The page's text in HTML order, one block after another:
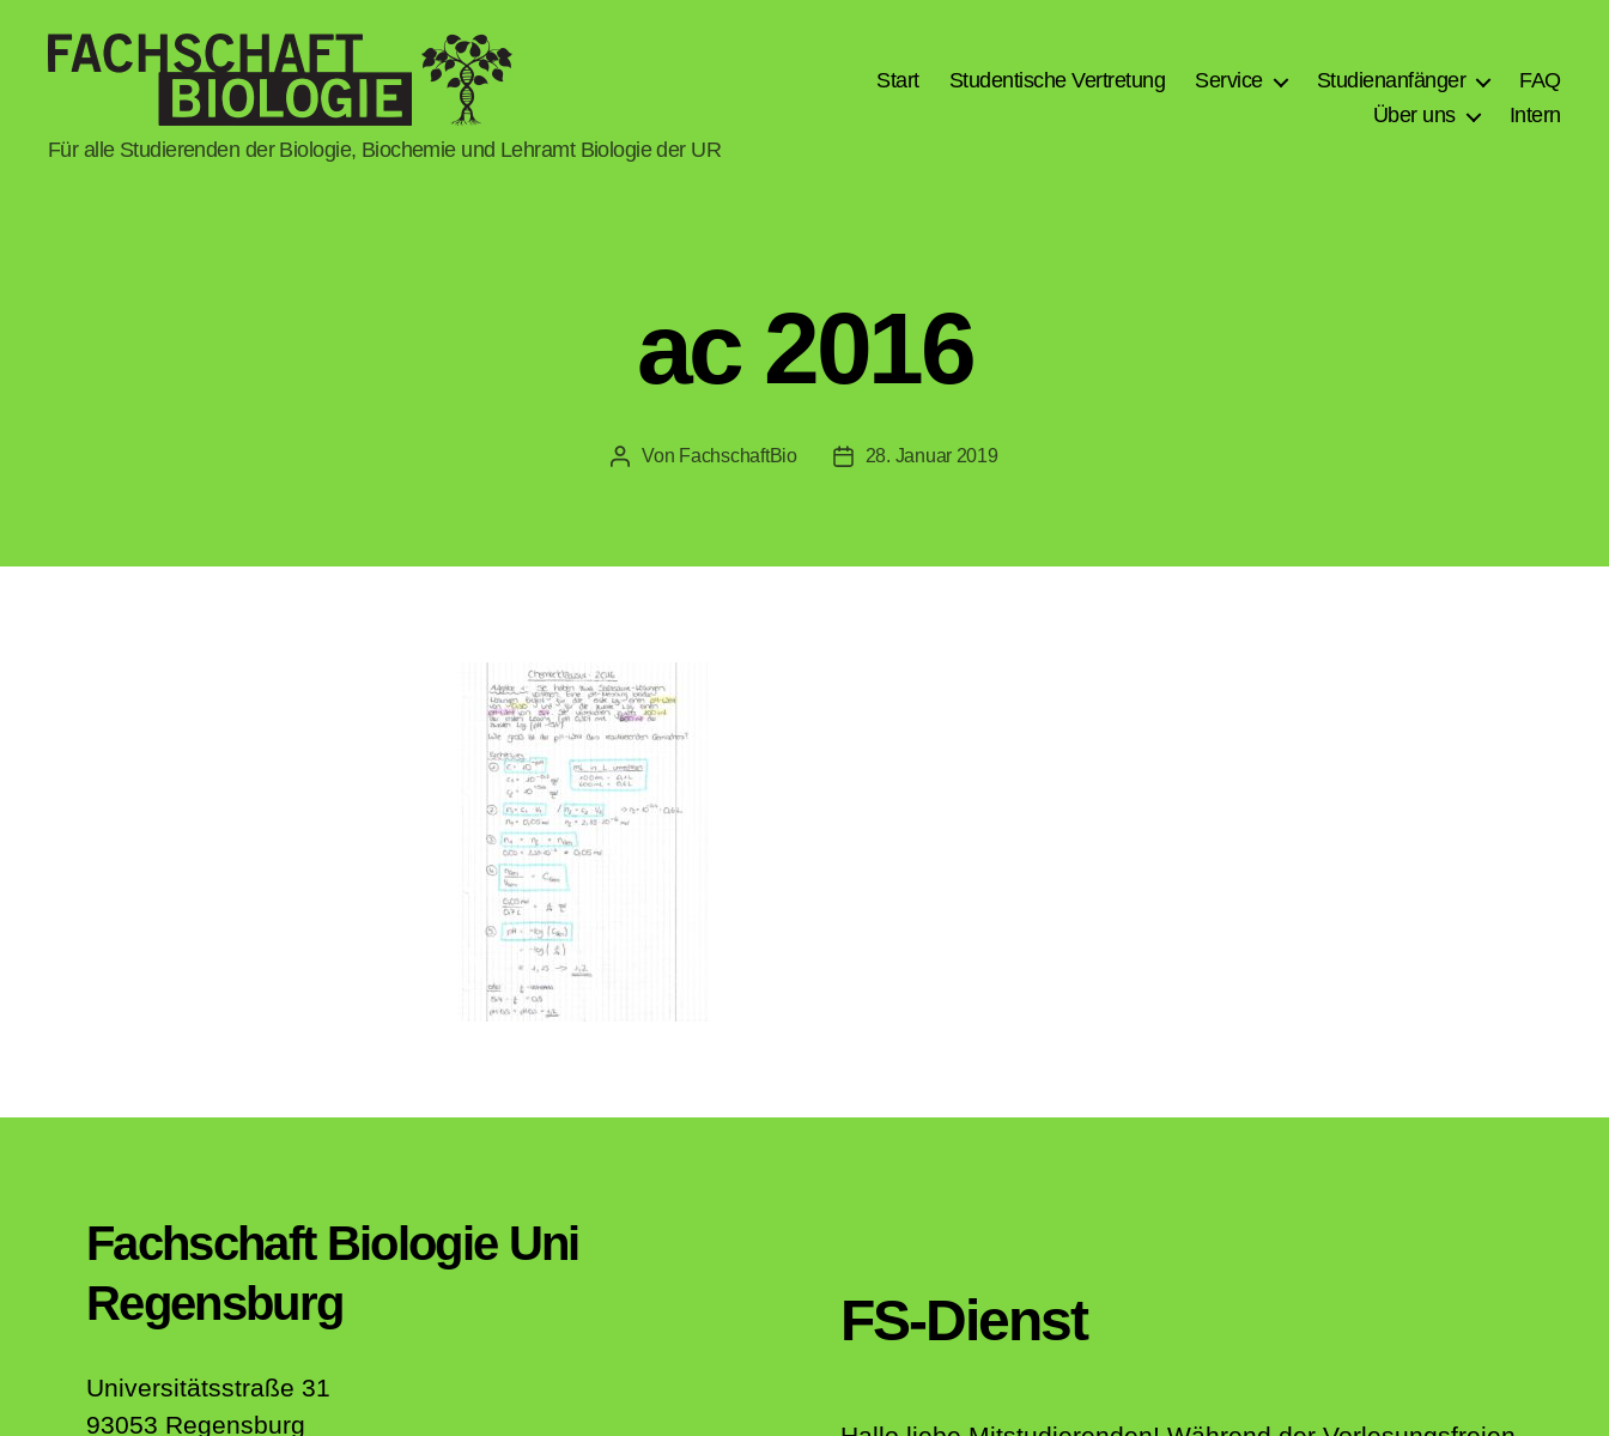
Fachschaft
Biologie
Für alle Studierenden der Biologie, Biochemie und Lehramt Biologie der UR
Start Studentische Vertretung Service Studienanfänger
FAQ
Über uns
Intern
ac 2016
Beitragsautor
Von FachschaftBio Veröffentlichungsdatum
28. Januar 2019
Fachschaft Biologie Uni
Regensburg
Universitätsstraße 31
93053 Regensburg
FS-Dienst